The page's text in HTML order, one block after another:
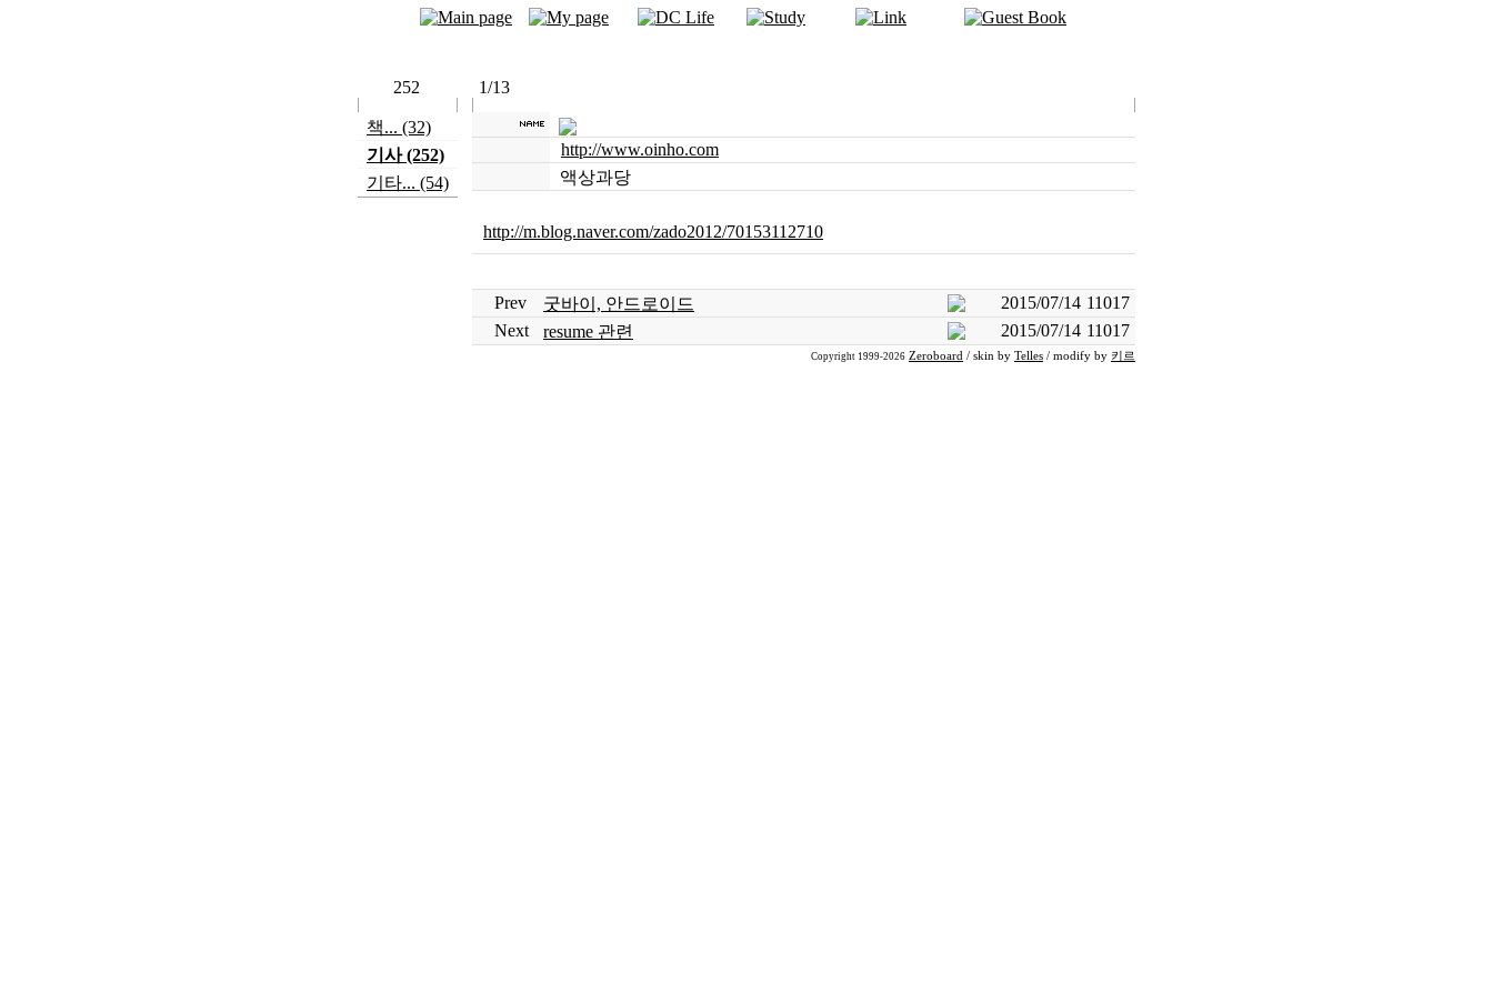
252 1/13
책... (32)
기사 (252)
기타... (54)
http://www.oinho.com
액상과당
http://m.blog.naver.com/zado2012/70153112710
Prev 굿바이, 안드로이드 2015/07/14 11017
Next
resume 관련 2015/07/14 11017
Copyright 1999-2026 Zeroboard / skin by Telles / modify by 키르